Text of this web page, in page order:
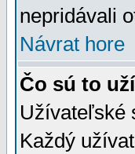
nepridávali
Návrat hore
Čo sú to
Užívateľské
Každý